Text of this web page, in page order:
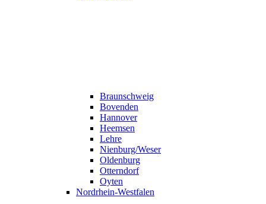
Braunschweig
Bovenden
Hannover
Heemsen
Lehre
Nienburg/Weser
Oldenburg
Otterndorf
Oyten
Nordrhein-Westfalen